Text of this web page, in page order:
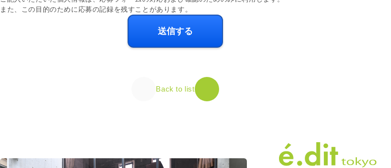
また、この目的のために応募の記録を残すことがあります。
Back to list